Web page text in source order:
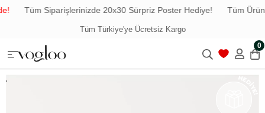
Tüm Siparişlerinizde 20x30 Sürpriz Poster Hediye! Tüm
Tüm Türkiye'ye Ücretsiz Kargo
0